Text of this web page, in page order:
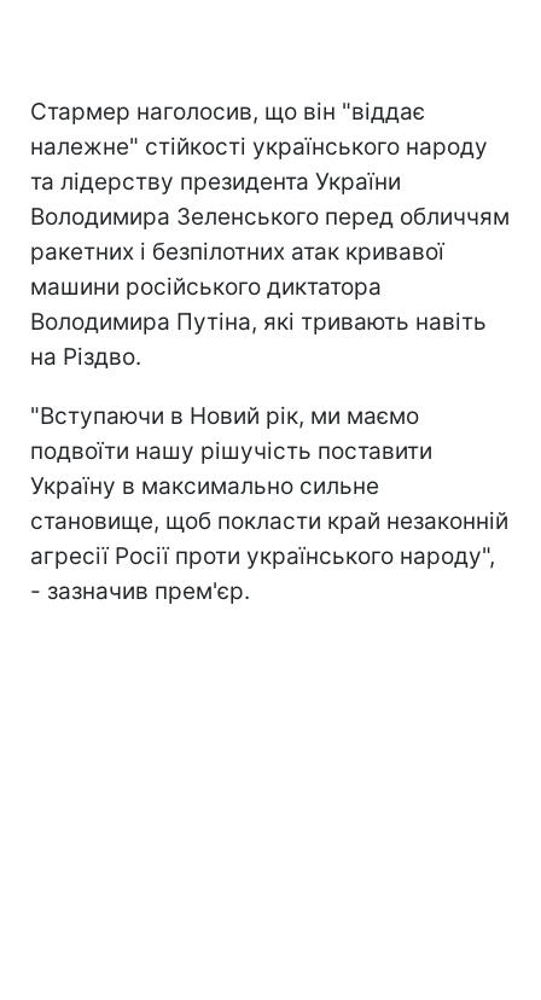
Стармер наголосив, що він "віддає
належне" стійкості українського народу
та лідерству президента України
Володимира Зеленського перед обличчям
ракетних і безпілотних атак кривавої
машини російського диктатора
Володимира Путіна, які тривають навіть
на Різдво.
"Вступаючи в Новий рік, ми маємо
подвоїти нашу рішучість поставити
Україну в максимально сильне
становище, щоб покласти край незаконній
агресії Росії проти українського народу",
- зазначив прем'єр.